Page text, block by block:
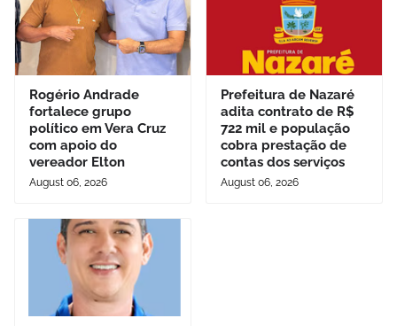
Rogério Andrade
fortalece grupo
político em Vera Cruz
com apoio do
vereador Elton
August 06, 2026
Prefeitura de Nazaré
adita contrato de R$
722 mil e população
cobra prestação de
contas dos serviços
August 06, 2026